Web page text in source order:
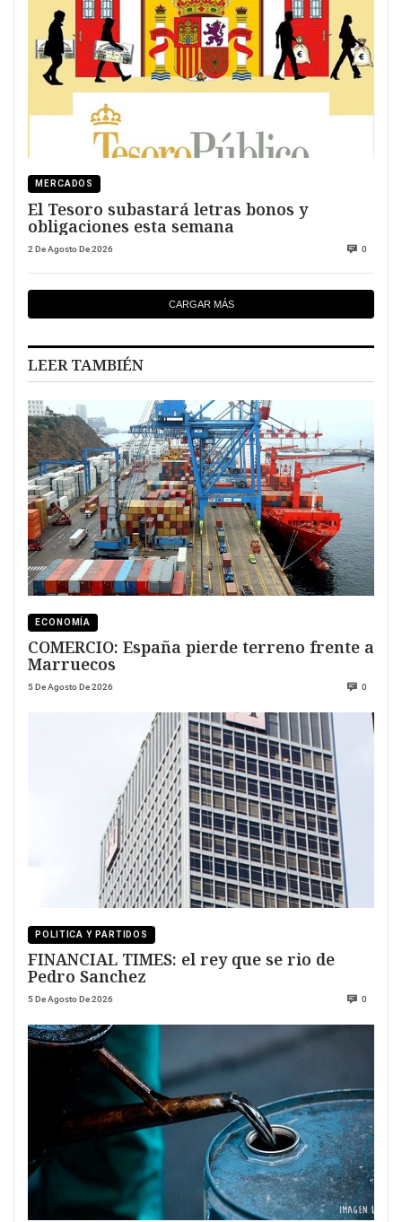
MERCADOS
El Tesoro subastará letras bonos y
obligaciones esta semana
2 De Agosto De 2026 0
CARGAR MÁS
LEER TAMBIÉN
ECONOMÍA
COMERCIO: España pierde terreno frente a
Marruecos
5 De Agosto De 2026 0
POLITICA Y PARTIDOS
FINANCIAL TIMES: el rey que se rio de
Pedro Sanchez
5 De Agosto De 2026 0